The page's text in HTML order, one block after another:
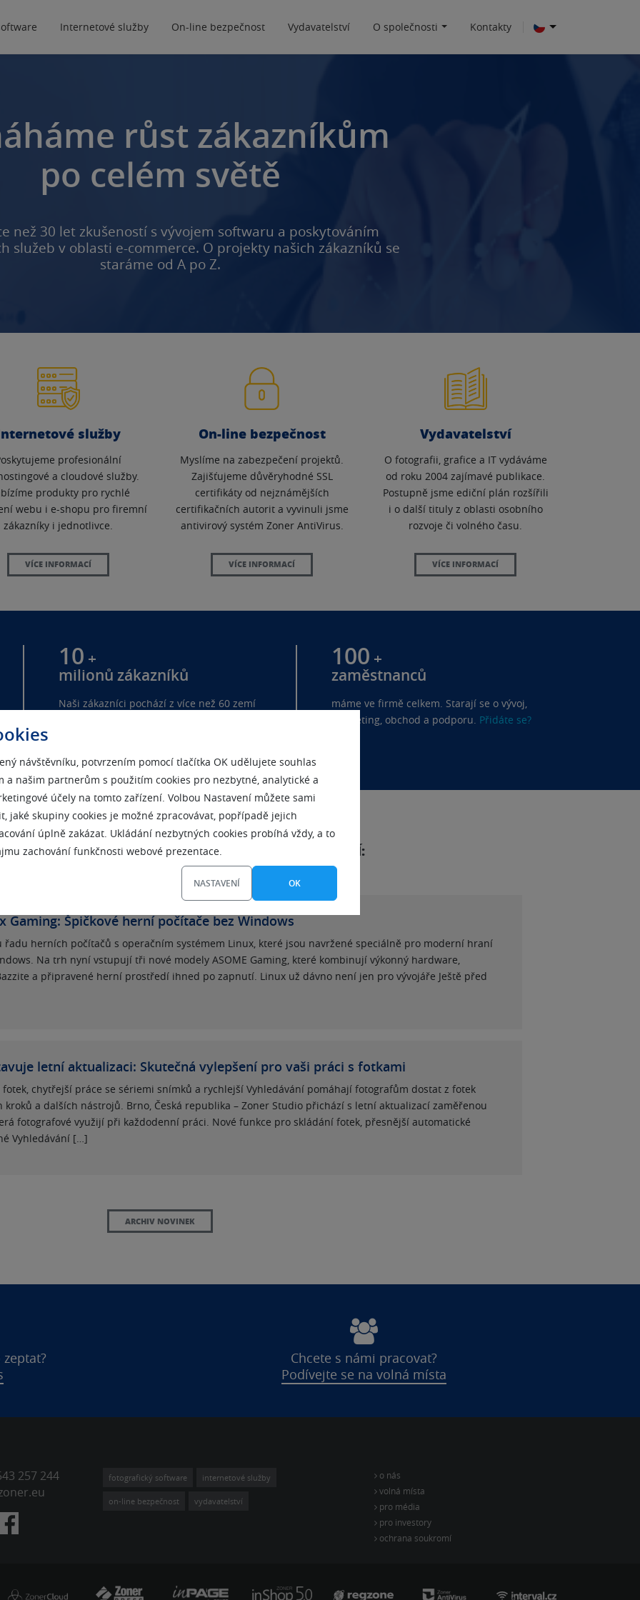
návštěvníku, potvrzením pomocí tlačítka OK udělujete souhlas
a našim partnerům s použitím cookies pro nezbytné, analytické a
účely na tomto zařízení. Volbou Nastavení můžete sami
jaké skupiny cookies je možné zpracovávat, popřípadě jejich
úplně zakázat. Ukládání nezbytných cookies probíhá vždy, a to
zachování funkčnosti webové prezentace.
NASTAVENÍ OK
Internetové služby On-line bezpečnost Vydavatelství O společnosti Kontakty
růst zákazníkům
po celém světě
než 30 let zkušeností s vývojem softwaru a poskytováním
služeb v oblasti e-commerce. O projekty našich zákazníků se
staráme od A po Z.
služby
profesionální
a cloudové služby.
produkty pro rychlé
webu i e-shopu pro firemní
zákazníky i jednotlivce.
VÍCE INFORMACÍ
On-line bezpečnost
Myslíme na zabezpečení projektů.
Zajišťujeme důvěryhodné SSL
certifikáty od nejznámějších
certifikačních autorit a vyvinuli jsme
antivirový systém Zoner AntiVirus.
VÍCE INFORMACÍ
Vydavatelství
O fotografii, grafice a IT vydáváme
od roku 2004 zajímavé publikace.
Postupně jsme ediční plán rozšířili
i o další tituly z oblasti osobního
rozvoje či volného času.
VÍCE INFORMACÍ
10 +
milionů zákazníků
Naši zákazníci pochází z více než 60 zemí
100 +
zaměstnanců
máme ve firmě celkem. Starají se o vývoj,
marketing, obchod a podporu. Přidáte se?
POŘÁD NĚCO DĚJE. TADY NAJDETE TO NEJZÁSADNĚJŠÍ:
Gaming: Špičkové herní počítače bez Windows
řadu herních počítačů s operačním systémem Linux, které jsou navržené speciálně pro moderní hraní
Na trh nyní vstupují tři nové modely ASOME Gaming, které kombinují výkonný hardware,
a připravené herní prostředí ihned po zapnutí. Linux už dávno není jen pro vývojáře Ještě před
letní aktualizaci: Skutečná vylepšení pro vaši práci s fotkami
chytřejší práce se sériemi snímků a rychlejší Vyhledávání pomáhají fotografům dostat z fotek
kroků a dalších nástrojů. Brno, Česká republika – Zoner Studio přichází s letní aktualizací zaměřenou
fotografové využijí při každodenní práci. Nové funkce pro skládání fotek, přesnější automatické
Vyhledávání […]
ARCHIV NOVINEK
Chcete s námi pracovat?
Podívejte se na volná místa
257 244
fotografický software internetové služby
on-line bezpečnost vydavatelství
o nás
volná místa
pro média
pro investory
ochrana soukromí